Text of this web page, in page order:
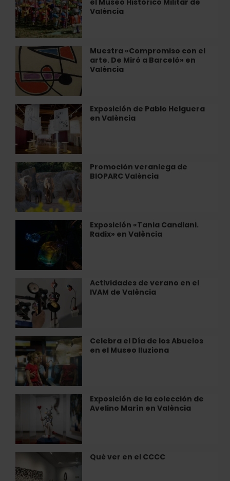
verano
en
Radio
València
Playmobil
2026
en
el
Museo
Histórico
Militar
de
València
Muestra «Compromiso con el
arte. De Miró a Barceló» en
València
Muestra
«Compromiso
con
el
arte.
De
Miró
a
Barceló»
en
Exposición de Pablo Helguera
en València
Exposición
de
Pablo
Helguera
en
València
Promoción veraniega de
BIOPARC València
Promoción
veraniega
de
BIOPARC
València
Exposición «Tania Candiani.
Radix» en València
«Tania
Candiani.
en
Actividades de verano en el
IVAM de València
Actividades
de
verano
en
el
IVAM
de
València
Celebra el Día de los Abuelos
en el Museo Iluziona
Celebra
el
Día
de
los
Abuelos
Iluziona
Exposición de la colección de
Avelino Marín en València
colección
de
Avelino
en
Qué ver en el CCCC
ver
en